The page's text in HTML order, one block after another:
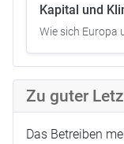
Kapital und
Wie sich Europa
Zu guter
Das Betreiben